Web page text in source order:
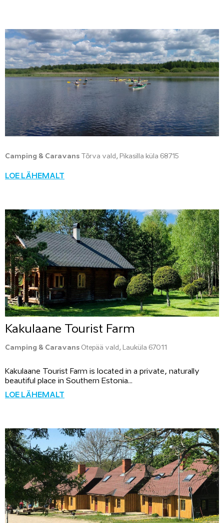
Camping & Caravans Tõrva vald, Pikasilla küla 68715
LOE LÄHEMALT
Kakulaane Tourist Farm
Camping & Caravans Otepää vald, Lauküla 67011
Kakulaane Tourist Farm is located in a private, naturally
beautiful place in Southern Estonia...
LOE LÄHEMALT